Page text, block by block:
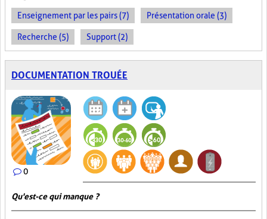
Enseignement par les pairs (7) Présentation orale (3)
Recherche (5) Support (2)
DOCUMENTATION TROUÉE
0
Qu'est-ce qui manque ?